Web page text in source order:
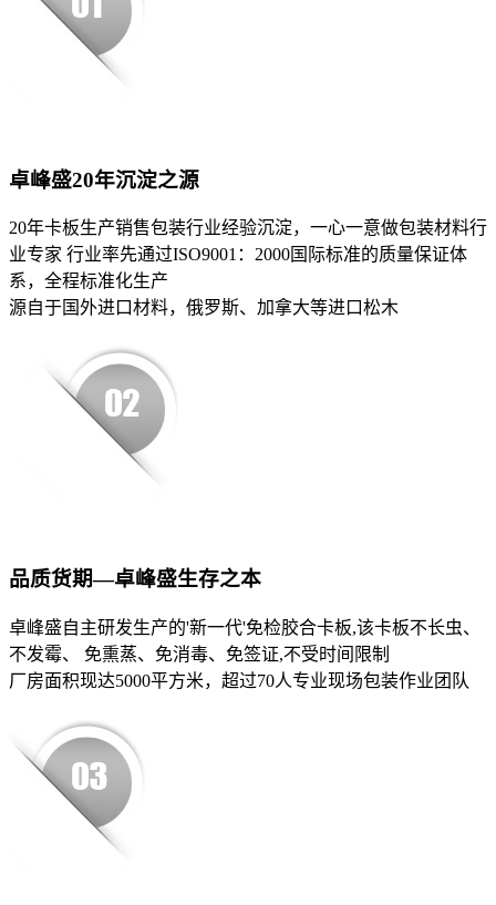
卓峰盛20年沉淀之源
20年卡板生产销售包装行业经验沉淀，一心一意做包装材料行
业专家 行业率先通过ISO9001：2000国际标准的质量保证体
系，全程标准化生产
源自于国外进口材料，俄罗斯、加拿大等进口松木
品质货期—卓峰盛生存之本
卓峰盛自主研发生产的'新一代'免检胶合卡板,该卡板不长虫、
不发霉、 免熏蒸、免消毒、免签证,不受时间限制
厂房面积现达5000平方米，超过70人专业现场包装作业团队